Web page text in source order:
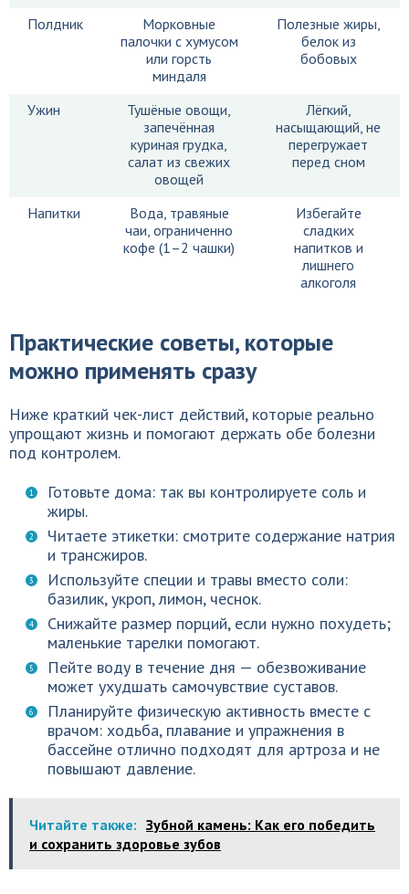
Полдник
Морковные
палочки с хумусом
или горсть
миндаля
Полезные жиры,
белок из
бобовых
Ужин
Тушёные овощи,
запечённая
куриная грудка,
салат из свежих
овощей
Лёгкий,
насыщающий, не
перегружает
перед сном
Напитки
Вода, травяные
чаи, ограниченно
кофе (1–2 чашки)
Избегайте
сладких
напитков и
лишнего
алкоголя
Практические советы, которые
можно применять сразу
Ниже краткий чек-лист действий, которые реально
упрощают жизнь и помогают держать обе болезни
под контролем.
Готовьте дома: так вы контролируете соль и
жиры.
Читаете этикетки: смотрите содержание натрия
и трансжиров.
Используйте специи и травы вместо соли:
базилик, укроп, лимон, чеснок.
Снижайте размер порций, если нужно похудеть;
маленькие тарелки помогают.
Пейте воду в течение дня — обезвоживание
может ухудшать самочувствие суставов.
Планируйте физическую активность вместе с
врачом: ходьба, плавание и упражнения в
бассейне отлично подходят для артроза и не
повышают давление.
Читайте также: Зубной камень: Как его победить
и сохранить здоровье зубов